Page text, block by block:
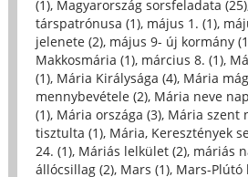
(1), Magyarország sorsfeladata (25)
társpatrónusa (1), május 1. (1),
jelenete (2), május 9- új kormány
Makkosmária (1), március 8. (1),
(1), Mária Királysága (4), Mária
mennybevétele (2), Mária neve
(1), Mária országa (3), Mária szent
tisztulta (1), Mária, Keresztények
24. (1), Máriás lelkület (2), máriás
állócsillag (2), Mars (1), Mars-Plútó